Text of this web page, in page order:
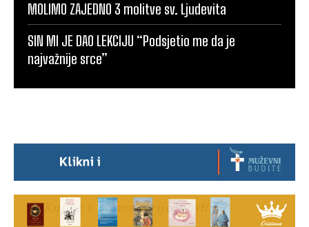
MOLIMO ZAJEDNO 3 molitve sv. Ljudevita
SIN MI JE DAO LEKCIJU “Podsjetio me da je
najvažnije srce”